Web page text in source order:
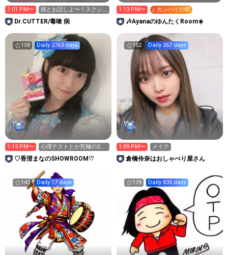
1:01 PM〜
病とお話しよ〜！スクシ
ョ・画録🆖
Dr.CUTTER/毒喰 病
1:13 PM〜 ♪ カンパイの唄
🎶AyanaのゆんたくRoom☀️
158 Daily 2763 days
1:13 PM〜
心理テストとか究極の2択
とか！みんなでしよう
～！
♡香澄まなのSHOWROOM♡
152 Daily 267 days
1:09 PM〜 メイク
倉橋伶奈はおしゃべり屋さん
143 Daily 17 days 139 Daily 835 days